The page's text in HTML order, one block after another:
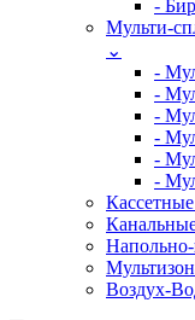
-
Мульти-
⌄
-
-
-
-
-
-
Воздух-